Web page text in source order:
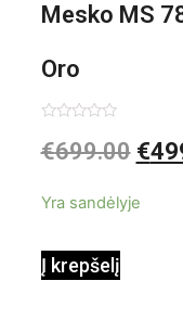
Mesko MS
Oro
0
iš
€699.00 €
Yra sandėlyje
Į krepšelį